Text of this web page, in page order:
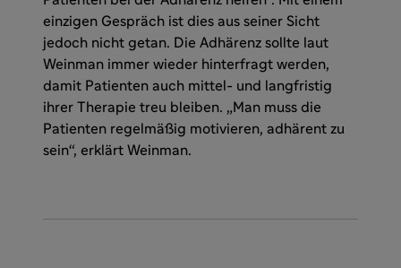
einzigen Gespräch ist dies aus seiner Sicht
jedoch nicht getan. Die Adhärenz sollte laut
Weinman immer wieder hinterfragt werden,
damit Patienten auch mittel- und langfristig
ihrer Therapie treu bleiben. „Man muss die
Patienten regelmäßig motivieren, adhärent zu
sein“, erklärt Weinman.